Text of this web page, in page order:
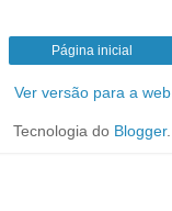
Página inicial
Ver versão para a web
Tecnologia do Blogger.